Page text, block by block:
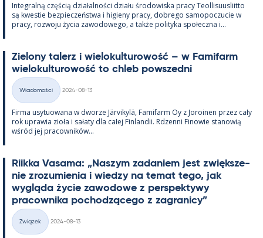
In­te­gralną częścią działal­ności działu śro­dowiska pracy Teol­li­suus­liitto
są kwes­tie bez­pieczeństwa i hi­gieny pracy, dobrego sa­mo­poczucie w
pracy, rozwoju życia zawo­dowego, a także po­li­tyka społeczna i...
Zie­lony ta­lerz i wie­lo­kul­tu­rowość – w Fa­mi­farm
wie­lo­kul­tu­rowość to ch­leb powszedni
Kategorie
Wiadomości
2024-08-13
Firma usy­tuowana w dworze Jär­vi­kylä, Fa­mi­farm Oy z Jo­roi­nen przez cały
rok uprawia zioła i sałaty dla całej Fin­lan­dii. Rdzenni Fi­nowie sta­nowią
wśród jej pracow­ników...
Riikka Va­sama: „Naszym za­da­niem jest zwiększe­
nie zrozu­mie­nia i wiedzy na te­mat tego, jak
wygląda życie zawo­dowe z pers­pek­tywy
pracow­nika poc­hodzącego z za­gra­nicy”
Kategorie
Związek
2024-08-13